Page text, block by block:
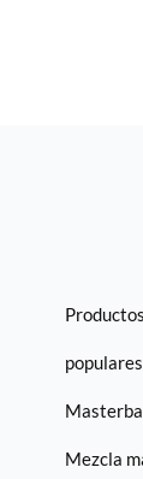
populares
Mezcla